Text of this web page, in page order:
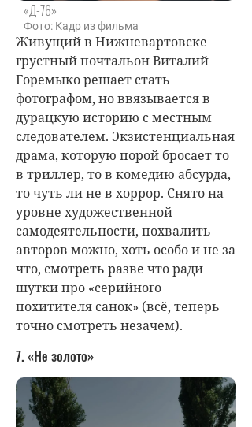
«Д-76»
Фото: Кадр из фильма
Живущий в Нижневартовске
грустный почтальон Виталий
Горемыко решает стать
фотографом, но ввязывается в
дурацкую историю с местным
следователем. Экзистенциальная
драма, которую порой бросает то
в триллер, то в комедию абсурда,
то чуть ли не в хоррор. Снято на
уровне художественной
самодеятельности, похвалить
авторов можно, хоть особо и не за
что, смотреть разве что ради
шутки про «серийного
похитителя санок» (всё, теперь
точно смотреть незачем).
7. «Не золото»